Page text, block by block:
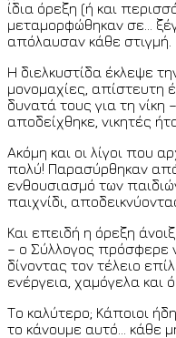
ίδια όρεξη (ή και
μεταμορφώθηκαν σε…
απόλαυσαν κάθε στιγμή.
Η διελκυστίδα έκλεψε
μονομαχίες, απίστευτη
δυνατά τους για τη νίκη
αποδείχθηκε, νικητές
Ακόμη και οι λίγοι που
πολύ! Παρασύρθηκαν από
ενθουσιασμό των
παιχνίδι,
Και επειδή η όρεξη
– ο Σύλλογος πρόσφερε
δίνοντας τον τέλειο
ενέργεια, χαμόγελα και
Το καλύτερο; Κάποιοι
το κάνουμε αυτό… κάθε